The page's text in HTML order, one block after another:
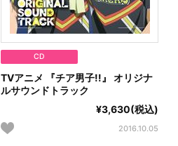
CD
TVアニメ 『チア男子!!』 オリジナ
ルサウンドトラック
¥3,630(税込)
2016.10.05